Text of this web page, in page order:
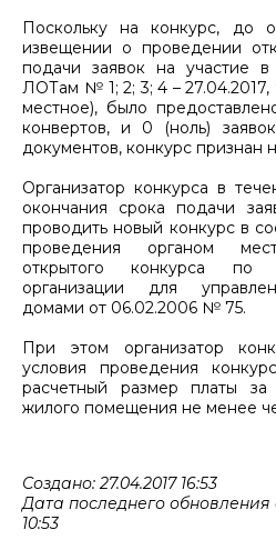
Поскольку на конкурс, до
извещении о проведении
подачи заявок на участие
ЛОТам № 1; 2; 3; 4 –
местное), было
конвертов, и 0 (ноль)
документов, конкурс признан
Организатор конкурса в
окончания срока подачи
проводить новый конкурс в
проведения органом
открытого конкурса по
организации для
домами от 06.02.2006 № 75.
При этом организатор
условия проведения
расчетный размер платы
жилого помещения не менее
Создано: 27.04.2017 16:53
Дата последнего обновления
10:53